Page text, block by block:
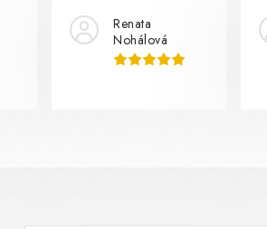
Renata
Nohálová